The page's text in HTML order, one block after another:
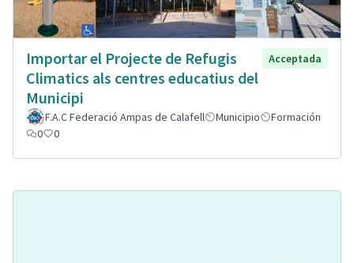
Importar el Projecte de Refugis
Climatics als centres educatius del
Municipi
Acceptada
F.A.C Federació Ampas de Calafell Municipio
Formación
0
0